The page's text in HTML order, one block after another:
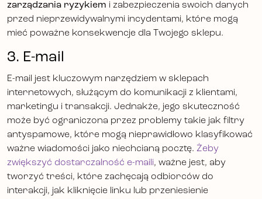
zarządzania ryzykiem i zabezpieczenia swoich danych
przed nieprzewidywalnymi incydentami, które mogą
mieć poważne konsekwencje dla Twojego sklepu.
3. E-mail
E-mail jest kluczowym narzędziem w sklepach
internetowych, służącym do komunikacji z klientami,
marketingu i transakcji. Jednakże, jego skuteczność
może być ograniczona przez problemy takie jak filtry
antyspamowe, które mogą nieprawidłowo klasyfikować
ważne wiadomości jako niechcianą pocztę. Żeby
zwiększyć dostarczalność e-maili, ważne jest, aby
tworzyć treści, które zachęcają odbiorców do
interakcji, jak kliknięcie linku lub przeniesienie